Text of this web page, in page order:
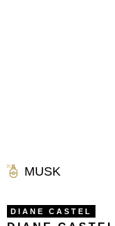
MUSK
DIANE CASTEL